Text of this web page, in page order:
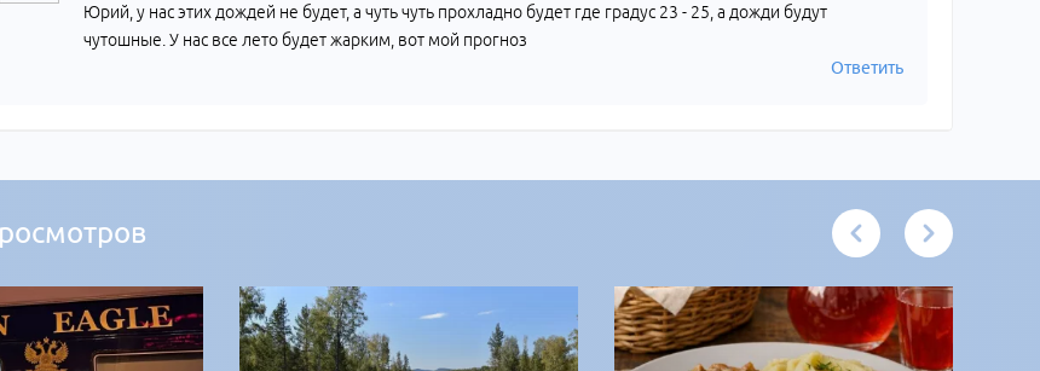
Юрий, у нас этих дождей не будет, а чуть чуть прохладно будет где градус 23 - 25, а дожди будут
чутошные. У нас все лето будет жарким, вот мой прогноз
Ответить